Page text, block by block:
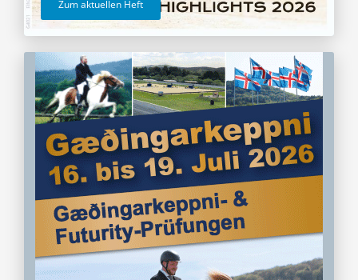
Zum aktuellen Heft